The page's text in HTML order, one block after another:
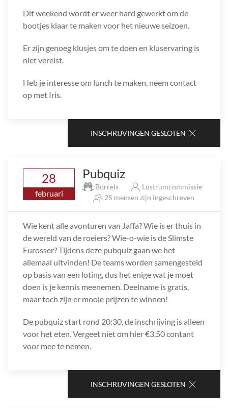
Dit weekend wordt er weer hard gewerkt om de
bootjes klaar te maken voor het nieuwe seizoen.
Er zijn genoeg klusjes om te doen en kluservaring is
niet vereist.
Heb je interesse om lunch te maken, neem contact
op met Iris.
INSCHRIJVINGEN GESLOTEN
28
februari
Pubquiz
Borrels
Lustrumcommissie
25 mensen zijn ingeschreven
Wie kent alle avonturen van Jaffa? Wie is er thuis in
de wereld van de roeiers? Wie-o-wie is de Slimste
Eurosser? Tijdens deze pubquiz gaan we het
allemaal uitvinden! De teams worden samengesteld
op basis van een loting, dus het enige wat je moet
doen is je kennis meenemen. Deelname is gratis,
maar toch zijn er mooie prijzen te winnen!
De pubquiz start rond 20:30, de inschrijving is alleen
voor het eten. Vergeet niet om hier €3,50 contant
voor mee te nemen.
INSCHRIJVINGEN GESLOTEN